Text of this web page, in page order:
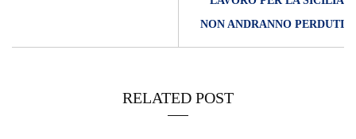
NON ANDRANNO PERDUTI
RELATED POST